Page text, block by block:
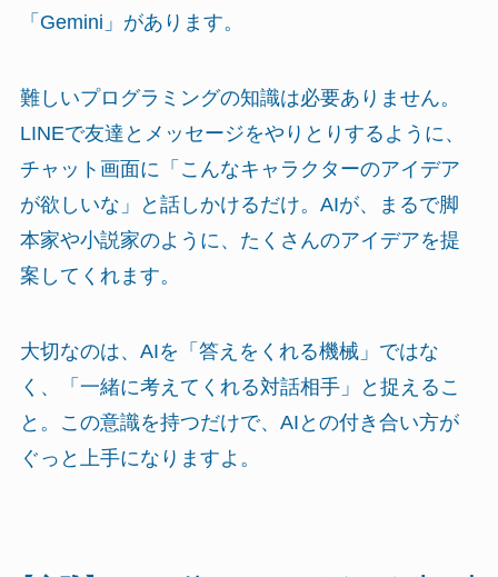
「Gemini」があります。
難しいプログラミングの知識は必要ありません。
LINEで友達とメッセージをやりとりするように、
チャット画面に「こんなキャラクターのアイデア
が欲しいな」と話しかけるだけ。AIが、まるで脚
本家や小説家のように、たくさんのアイデアを提
案してくれます。
大切なのは、AIを「答えをくれる機械」ではな
く、「一緒に考えてくれる対話相手」と捉えるこ
と。この意識を持つだけで、AIとの付き合い方が
ぐっと上手になりますよ。